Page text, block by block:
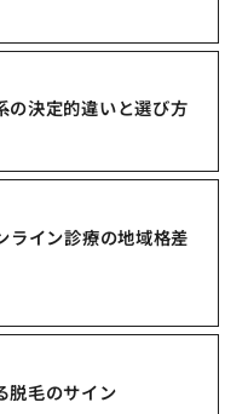
の決定的違いと選び方
ライン診療の地域格差
脱毛のサイン